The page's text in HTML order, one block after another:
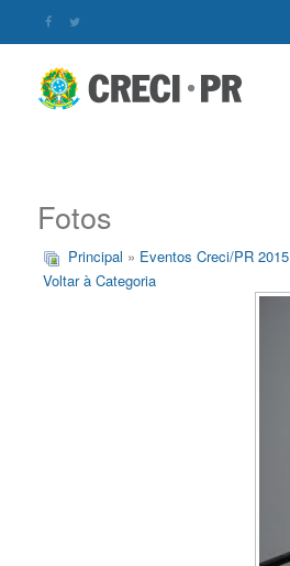
Fotos
Principal » Eventos Creci/PR 2015
Voltar à Categoria